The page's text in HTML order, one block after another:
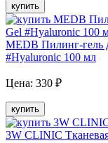
купить
MEDB Пилинг-гель
#Hyaluronic 100 мл
Цена: 330 ₽
купить
3W CLINIC